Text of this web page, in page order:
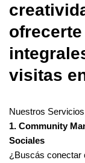
visitas
Nuestros
1. Community
Sociales
¿Buscás conectar